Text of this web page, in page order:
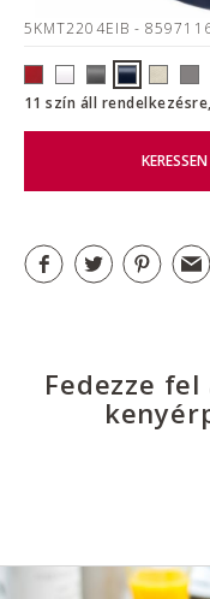
5KMT2204EIB -
11 szín áll rendelkezésre,
Fedezze